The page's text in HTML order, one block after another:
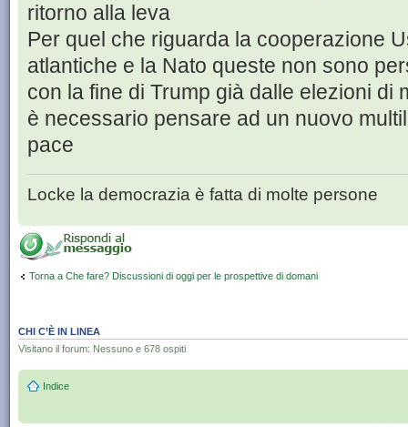
ritorno alla leva
Per quel che riguarda la cooperazione
atlantiche e la Nato queste non sono
con la fine di Trump già dalle elezioni di
è necessario pensare ad un nuovo
pace
Locke la democrazia è fatta di molte persone
Torna a Che fare? Discussioni di oggi per le prospettive di domani
CHI C’È IN LINEA
Visitano il forum: Nessuno e 678 ospiti
Indice